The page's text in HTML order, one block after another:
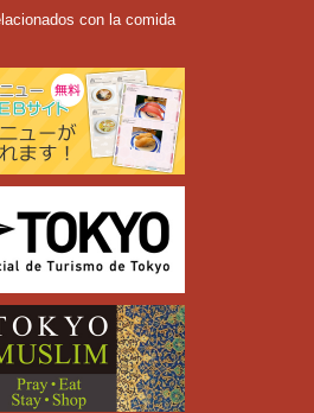
con la comida